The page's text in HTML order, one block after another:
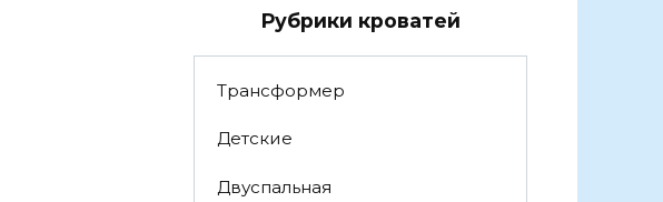
Рубрики кроватей
Трансформер
Детские
Двуспальная